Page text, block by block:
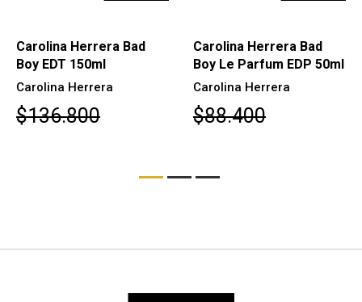
Carolina Herrera Bad
Boy EDT 150ml
Carolina Herrera
$136.800
Carolina Herrera Bad
Boy Le Parfum EDP 50ml
Carolina Herrera
$88.400